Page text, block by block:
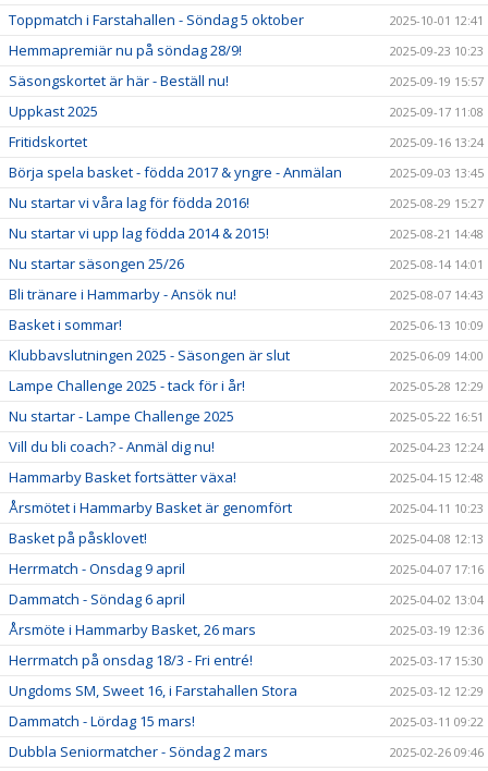
Toppmatch i Farstahallen - Söndag 5 oktober 2025-10-01 12:41
Hemmapremiär nu på söndag 28/9! 2025-09-23 10:23
Säsongskortet är här - Beställ nu! 2025-09-19 15:57
Uppkast 2025 2025-09-17 11:08
Fritidskortet 2025-09-16 13:24
Börja spela basket - födda 2017 & yngre - Anmälan 2025-09-03 13:45
Nu startar vi våra lag för födda 2016! 2025-08-29 15:27
Nu startar vi upp lag födda 2014 & 2015! 2025-08-21 14:48
Nu startar säsongen 25/26 2025-08-14 14:01
Bli tränare i Hammarby - Ansök nu! 2025-08-07 14:43
Basket i sommar! 2025-06-13 10:09
Klubbavslutningen 2025 - Säsongen är slut 2025-06-09 14:00
Lampe Challenge 2025 - tack för i år! 2025-05-28 12:29
Nu startar - Lampe Challenge 2025 2025-05-22 16:51
Vill du bli coach? - Anmäl dig nu! 2025-04-23 12:24
Hammarby Basket fortsätter växa! 2025-04-15 12:48
Årsmötet i Hammarby Basket är genomfört 2025-04-11 10:23
Basket på påsklovet! 2025-04-08 12:13
Herrmatch - Onsdag 9 april 2025-04-07 17:16
Dammatch - Söndag 6 april 2025-04-02 13:04
Årsmöte i Hammarby Basket, 26 mars 2025-03-19 12:36
Herrmatch på onsdag 18/3 - Fri entré! 2025-03-17 15:30
Ungdoms SM, Sweet 16, i Farstahallen Stora 2025-03-12 12:29
Dammatch - Lördag 15 mars! 2025-03-11 09:22
Dubbla Seniormatcher - Söndag 2 mars 2025-02-26 09:46